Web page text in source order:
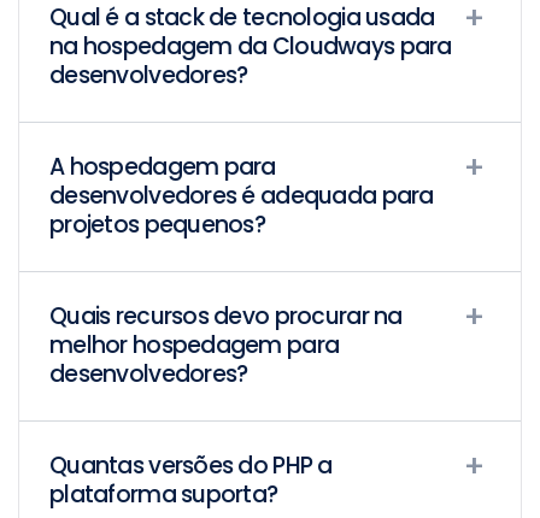
Qual é a stack de tecnologia usada
na hospedagem da Cloudways para
desenvolvedores?
A hospedagem para
desenvolvedores é adequada para
projetos pequenos?
Quais recursos devo procurar na
melhor hospedagem para
desenvolvedores?
Quantas versões do PHP a
plataforma suporta?